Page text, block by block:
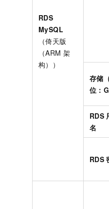
RDS
MySQL
（倚天版
（ARM 架
构））
存储
位：
RDS
名
RDS